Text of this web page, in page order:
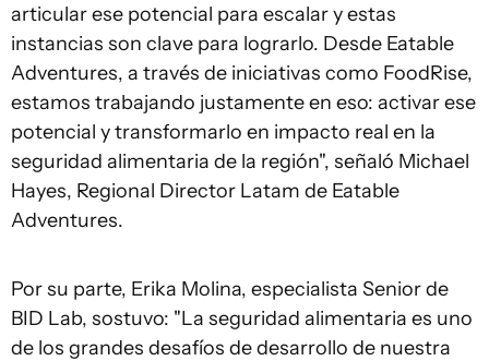
articular ese potencial para escalar y estas
instancias son clave para lograrlo. Desde Eatable
Adventures, a través de iniciativas como FoodRise,
estamos trabajando justamente en eso: activar ese
potencial y transformarlo en impacto real en la
seguridad alimentaria de la región", señaló Michael
Hayes, Regional Director Latam de Eatable
Adventures.
Por su parte, Erika Molina, especialista Senior de
BID Lab, sostuvo: "La seguridad alimentaria es uno
de los grandes desafíos de desarrollo de nuestra